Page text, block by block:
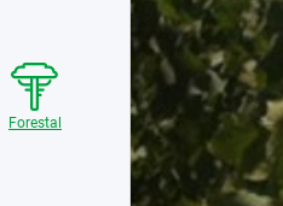
Forestal
Recursos
Naturales